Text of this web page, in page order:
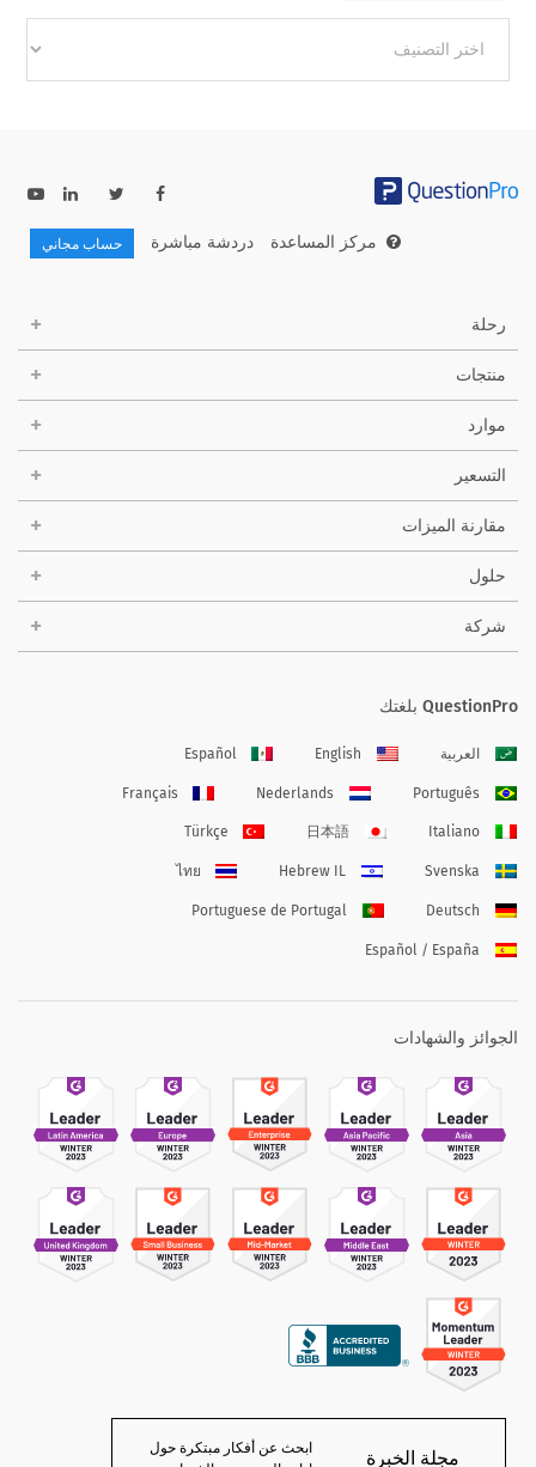
أخرى
مركز المساعدة دردشة مباشرة حساب مجاني
رحلة
منتجات
موارد
التسعير
مقارنة الميزات
حلول
شركة
QuestionPro بلغتك
العربية English
Español
Português
Nederlands
Français
Italiano
日本語
Türkçe
Svenska
Hebrew IL
ไทย
Deutsch
Portuguese de Portugal
Español / España
الجوائز والشهادات
مجلة الخبرة
ابحث عن أفكار مبتكرة حول